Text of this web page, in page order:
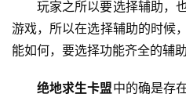
玩家之所以要选择辅助，
游戏，所以在选择辅助的时候
能如何，要选择功能齐全的辅助
绝地求生卡盟中的确是存